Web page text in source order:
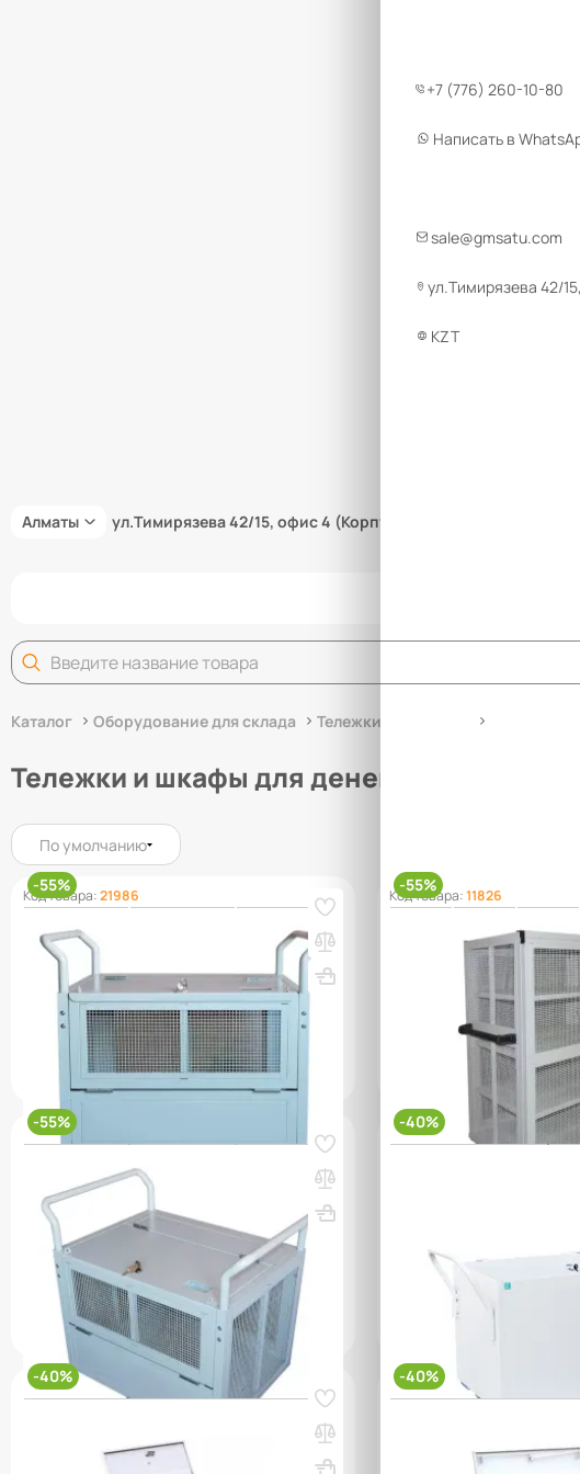
+7 (776) 260-10-80
Написать в
sale@gmsatu.com
ул.Тимирязева 42/
KZT
Алматы ул.Тимирязева 42/15, офис 4 (Корпус 15/3В)
Каталог Оборудование для склада Тележки для склада
Тележки и шкафы для денег
По умолчанию
Код товара:21986
-55%
Тележка банковская ТС – 3
ВхШхГ, мм: 921х890х550
Вес, кг: 56
(0)
204 800 ₸ 455 200 ₸
q_24363 В КОРЗИНУ
Код товара:11826
-55%
Тележка банковская ТСБ
ВхШхГ, мм: 1354х995х545
282 000 ₸ 626 750 ₸
q_24359
Код товара:
-55%
Тележка банковская ТС – 1
ВхШхГ, мм: 850х660х450
Вес, кг: 42
(0)
179 650 ₸ 399 300 ₸
q_24361 В КОРЗИНУ
Код товара: 11981
-40%
159 450 ₸ 265 800 ₸
УТОЧНИТЬ
Код товара:11909
-40%
ВхШхГ, мм: 800х560х790
Вес, кг: 35
Код товара:11947
-40%
ВхШхГ, мм: 800х560х790